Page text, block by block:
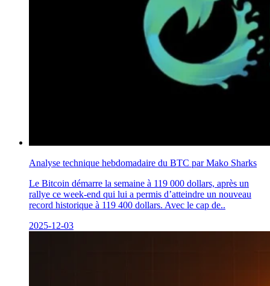
Analyse technique hebdomadaire du BTC par Mako Sharks
Le Bitcoin démarre la semaine à 119 000 dollars, après un
rallye ce week-end qui lui a permis d’atteindre un nouveau
record historique à 119 400 dollars. Avec le cap de..
2025-12-03